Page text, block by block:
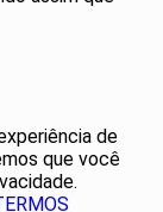
de
que você